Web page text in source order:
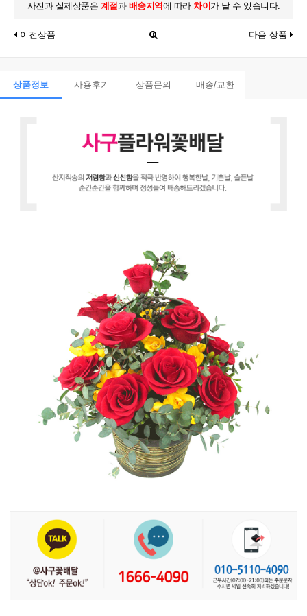
사진과 실제상품은 계절과 배송지역에 따라 차이 가 날 수 있습니다.
이전상품 다음 상품
상품정보 사용후기 상품문의 배송/교환